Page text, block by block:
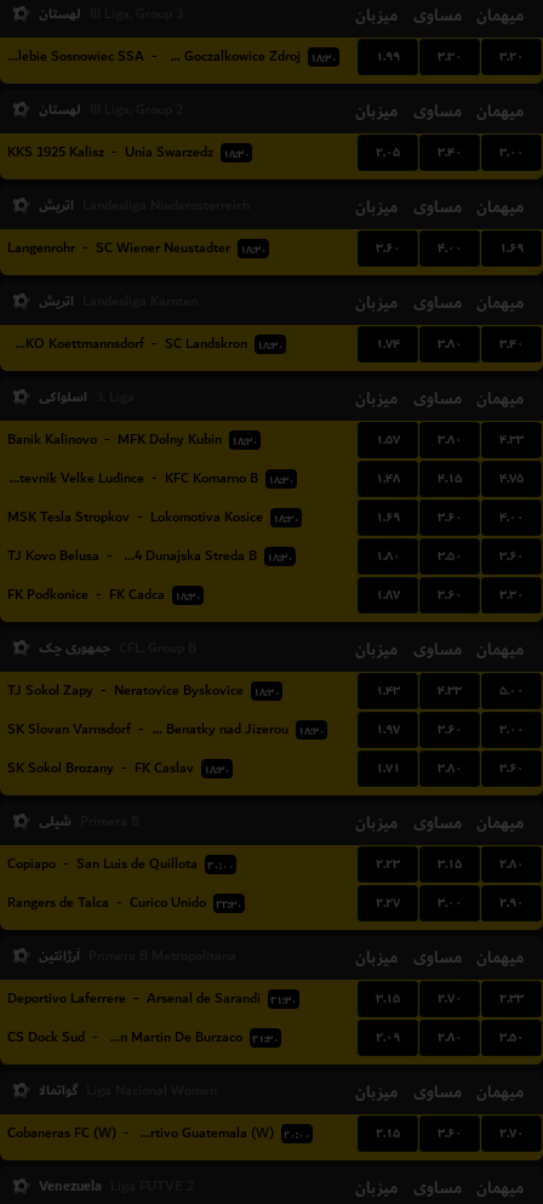
لهستان میزبان مساوی میهمان
Zaglebie Sosnowiec SSA - LKS Goczalkowice Zdroj ۱۸:۳۰ ۱.۹۹ ۳.۳۰ ۳.۲۰
لهستان میزبان مساوی میهمان
KKS 1925 Kalisz - Unia Swarzedz ۱۸:۳۰ ۲.۰۵ ۳.۴۰ ۳.۰۰
اتریش میزبان مساوی میهمان
Langenrohr - SC Wiener Neustadter ۱۸:۳۰ ۳.۶۰ ۴.۰۰ ۱.۶۹
اتریش میزبان مساوی میهمان
ASKO Koettmannsdorf - SC Landskron ۱۸:۳۰ ۱.۷۴ ۳.۸۰ ۳.۴۰
اسلواکی میزبان مساوی میهمان
Banik Kalinovo - MFK Dolny Kubin ۱۸:۳۰ ۱.۵۷ ۳.۸۰ ۴.۳۳
TJ Druzstevnik Velke Ludince - KFC Komarno B ۱۸:۳۰ ۱.۴۸ ۴.۱۵ ۴.۷۵
MSK Tesla Stropkov - Lokomotiva Kosice ۱۸:۳۰ ۱.۶۹ ۳.۶۰ ۴.۰۰
TJ Kovo Belusa - FK Dac 1904 Dunajska Streda B ۱۸:۳۰ ۱.۸۰ ۳.۵۰ ۳.۶۰
FK Podkonice - FK Cadca ۱۸:۳۰ ۱.۸۷ ۳.۶۰ ۳.۳۰
جمهوری چک میزبان مساوی میهمان
TJ Sokol Zapy - Neratovice Byskovice ۱۸:۳۰ ۱.۴۳ ۴.۳۳ ۵.۰۰
SK Slovan Varnsdorf - SK Benatky nad Jizerou ۱۸:۳۰ ۱.۹۷ ۳.۶۰ ۳.۰۰
SK Sokol Brozany - FK Caslav ۱۸:۳۰ ۱.۷۱ ۳.۸۰ ۳.۶۰
شیلی میزبان مساوی میهمان
Copiapo - San Luis de Quillota ۲۰:۰۰ ۲.۲۳ ۳.۱۵ ۲.۸۰
Rangers de Talca - Curico Unido ۲۲:۳۰ ۲.۲۷ ۳.۰۰ ۲.۹۰
آرژانتین میزبان مساوی میهمان
Deportivo Laferrere - Arsenal de Sarandi ۲۱:۳۰ ۳.۱۵ ۲.۷۰ ۲.۳۳
CS Dock Sud - San Martin De Burzaco ۲۱:۳۰ ۲.۰۹ ۲.۸۰ ۳.۵۰
گواتمالا میزبان مساوی میهمان
Cobaneras FC (W) - Deportivo Guatemala (W) ۲۰:۰۰ ۲.۱۵ ۳.۶۰ ۲.۷۰
Venezuela میزبان مساوی میهمان